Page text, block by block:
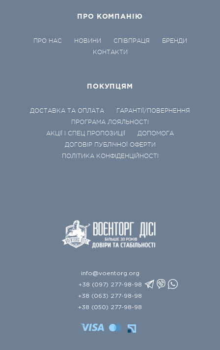
ПРО КОМПАНІЮ
ПРО НАС НОВИНИ СПІВПРАЦЯ
БРЕНДИ
КОНТАКТИ
ПОКУПЦЯМ
ДОСТАВКА ТА ОПЛАТА
ГАРАНТІЇ/ПОВЕРНЕННЯ
ПРОГРАМА ЛОЯЛЬНОСТІ
АКЦІЇ І СПЕЦ ПРОПОЗИЦІЇ
ДОПОМОГА
ДОГОВІР ПУБЛІЧНОЇ ОФЕРТИ
ПОЛІТИКА КОНФІДЕНЦІЙНОСТІ
info@voentorg.org
+38 (097) 277-98-98
+38 (063) 277-98-98
+38 (050) 277-98-98